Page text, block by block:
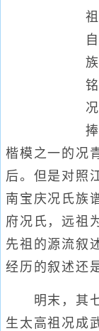
楷模之一的况
后。但是对照
南宝庆况氏族
府况氏，远祖
先祖的源流叙
经历的叙述还
明末，其七
生太高祖况成